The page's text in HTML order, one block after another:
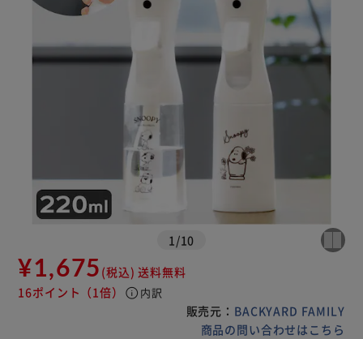
1 /10
¥1,675 (税込) 送料無料
16ポイント （1倍） info 内訳
販売元： BACKYARD FAMILY
商品の問い合わせはこちら